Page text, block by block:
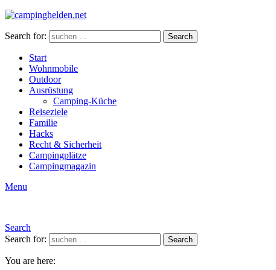
Search for: Search
Start
Wohnmobile
Outdoor
Ausrüstung
Camping-Küche
Reiseziele
Familie
Hacks
Recht & Sicherheit
Campingplätze
Campingmagazin
Menu
Search
Search for:
Search
You are here: